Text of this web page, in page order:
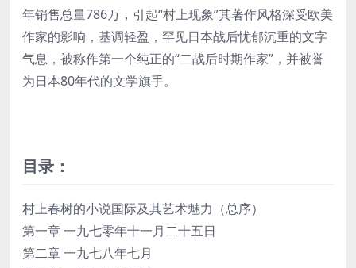
年销售总量786万，引起“村上现象”其著作风格深受欧美
作家的影响，基调轻盈，罕见日本战后忧郁沉重的文字
气息，被称作第一个纯正的“二战后时期作家”，并被誉
为日本80年代的文学旗手。
目录：
村上春树的小说国际及其艺术魅力（总序）
第一章 一九七零年十一月二十五日
第二章 一九七八年七月